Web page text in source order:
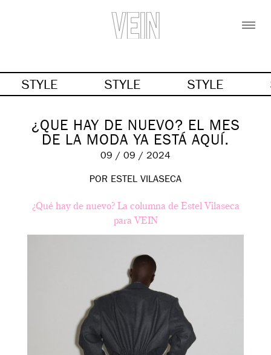
STYLE STYLE STYLE
¿QUE HAY DE NUEVO? EL MES
DE LA MODA YA ESTÁ AQUÍ.
09 / 09 / 2024
POR ESTEL VILASECA
¿Qué hay de nuevo? La columna de Estel Vilaseca
para VEIN